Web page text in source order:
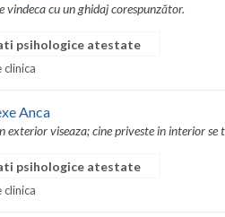
vindeca cu un ghidaj corespunzător.
psihologice atestate
clinica
Anca
exterior viseaza; cine priveste in interior se
psihologice atestate
clinica